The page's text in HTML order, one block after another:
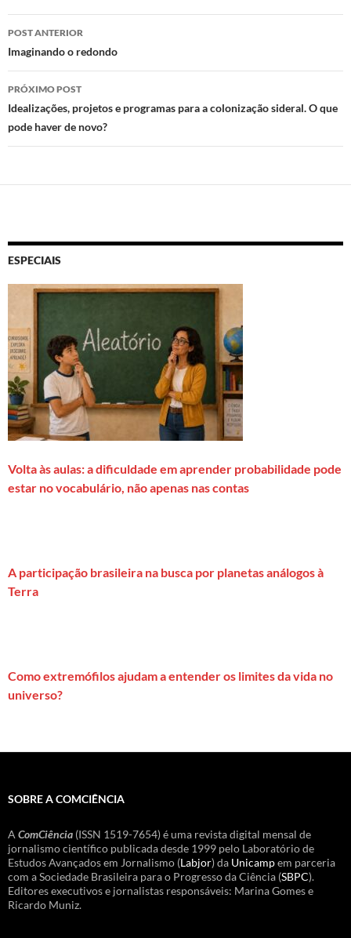
n o
k
p
p
Navegação
de
posts
POST ANTERIOR
Imaginando o redondo
PRÓXIMO POST
Idealizações, projetos e programas para a colonização sideral. O que
pode haver de novo?
ESPECIAIS
Volta às aulas: a dificuldade em aprender probabilidade pode
estar no vocabulário, não apenas nas contas
A participação brasileira na busca por planetas análogos à
Terra
Como extremófilos ajudam a entender os limites da vida no
universo?
SOBRE A COMCIÊNCIA
A ComCiência (ISSN 1519-7654) é uma revista digital mensal de
jornalismo científico publicada desde 1999 pelo Laboratório de
Estudos Avançados em Jornalismo (Labjor) da Unicampem parceria
com a Sociedade Brasileira para o Progresso da Ciência (SBPC).
Editores executivos e jornalistas responsáveis: Marina Gomes e
Ricardo Muniz.